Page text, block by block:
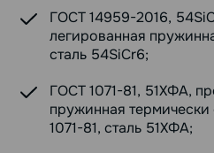
ГОСТ 14959-2016,
легированная
сталь 54SiCr6;
ГОСТ 1071-81, 51ХФА,
пружинная
1071-81, сталь 51ХФА;